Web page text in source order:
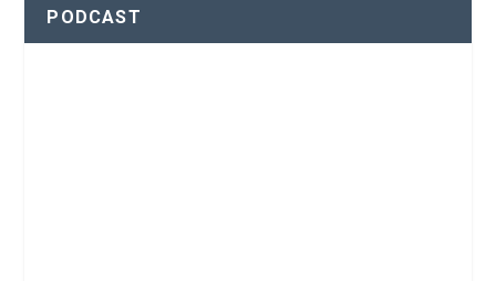
PODCAST